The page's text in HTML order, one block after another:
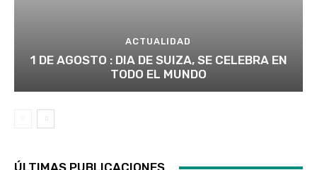
ACTUALIDAD
1 DE AGOSTO : DIA DE SUIZA, SE CELEBRA EN
TODO EL MUNDO